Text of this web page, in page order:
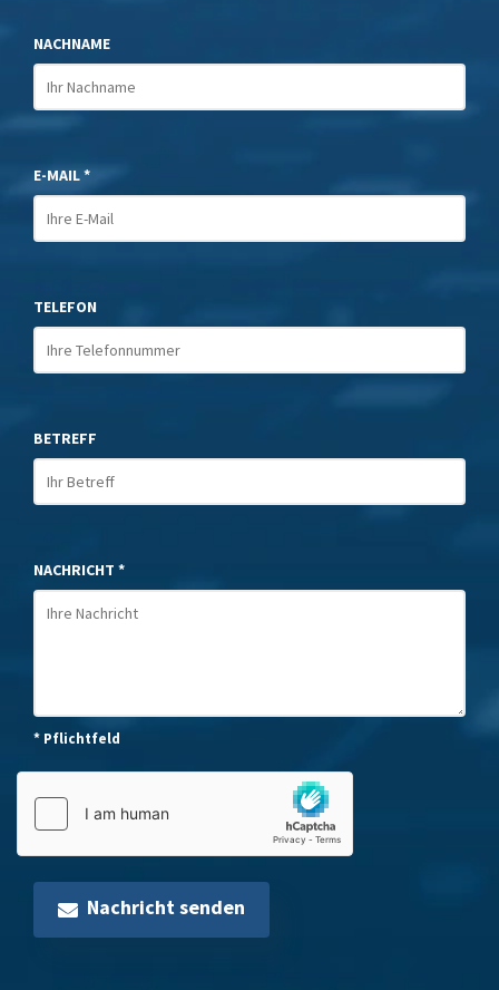
NACHNAME
E-MAIL *
TELEFON
BETREFF
NACHRICHT *
* Pflichtfeld
Nachricht senden